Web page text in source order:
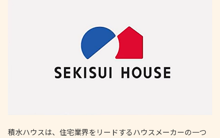
積水ハウスは、住宅業界をリードするハウスメーカーの一つ